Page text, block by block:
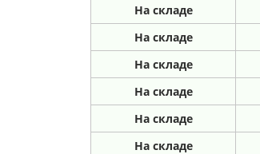
На складе
На складе
На складе
На складе
На складе
На складе